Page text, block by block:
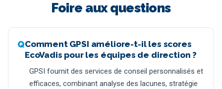
Foire aux questions
Comment GPSI améliore-t-il les scores
EcoVadis pour les équipes de direction ?
GPSI fournit des services de conseil personnalisés et
efficaces, combinant analyse des lacunes, stratégie